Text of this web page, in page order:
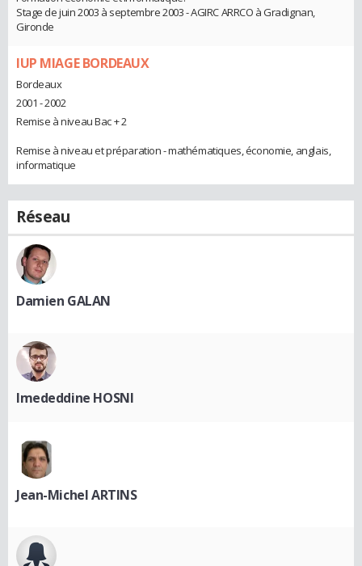
Stage de juin 2003 à septembre 2003 - AGIRC ARRCO à Gradignan,
Gironde
IUP MIAGE BORDEAUX
Bordeaux
2001 - 2002
Remise à niveau Bac + 2
Remise à niveau et préparation - mathématiques, économie, anglais,
informatique
Réseau
Damien GALAN
Imededdine HOSNI
Jean-Michel ARTINS